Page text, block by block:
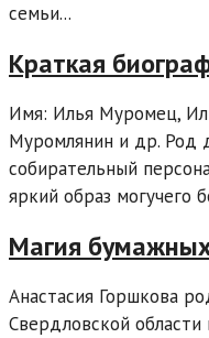
семьи...
Краткая
Имя: Илья Муромец,
Муромлянин и др. Род
собирательный
яркий образ могучего
Магия
Анастасия Горшкова
Свердловской